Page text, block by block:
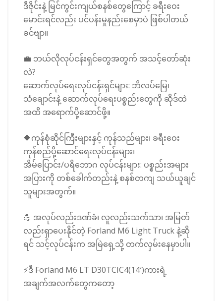
ဒီဇိုင်းနဲ့ မြင်ကွင်းကျယ်စနစ်တွေကြောင့် ခရီးဝေး
မောင်းရင်လည်း ပင်ပန်းမှုနည်းစေမှာပဲ ဖြစ်ပါတယ်
ခင်ဗျာ။
💼 ဘယ်လိုလုပ်ငန်းရှင်တွေအတွက် အသင့်တော်ဆုံး
လဲ?
ဆောက်လုပ်ရေးလုပ်ငန်းရှင်များ: ဘိလပ်မြေ၊
သံချောင်းနဲ့ ဆောက်လုပ်ရေးပစ္စည်းတွေကို ဆိုဒ်ထဲ
အထိ အရောက်ပို့ဆောင်ဖို့။
🔶ကုန်စုံဆိုင်ကြီးများနှင့် ကုန်သည်များ၊ ခရီးဝေး
ကုန်စည်ပို့ဆောင်ရေးလုပ်ငန်းများ၊
အိမ်ပြောင်း/ပရိဘောဂ လုပ်ငန်းများ: ပစ္စည်းအများ
အပြားကို တစ်ခေါက်တည်းနဲ့ စနစ်တကျ သယ်ယူချင်
သူများအတွက်။
💪 အလုပ်လည်းဒဏ်ခံ၊ လူလည်းသက်သာ၊ အမြတ်
လည်းရှာပေးနိုင်တဲ့ Forland M6 Light Truck နဲ့ဆို
ရင် သင့်လုပ်ငန်းက အမြဲရှေ့သို့ တက်လှမ်းနေမှာပါ။
⚡ဒီ Forland M6 LT D30TCIC4(14′)ကားရဲ့
အချက်အလက်တွေကတော့